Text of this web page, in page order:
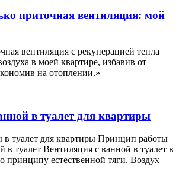
приточная вентиляция: мой
вентиляция с рекуперацией тепла
в моей квартире, избавив от
на отоплении.»
в туалет для квартиры
в туалет для квартиры Принцип работы
в туалет Вентиляция с ванной в туалет в
принципу естественной тяги. Воздух